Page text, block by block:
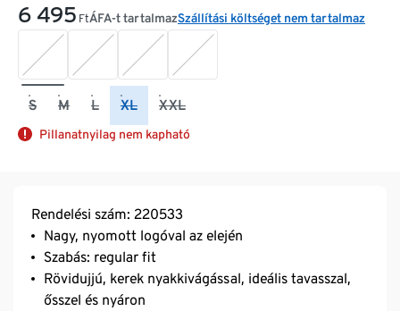
6 495 FtÁFA-t tartalmazSzállítási költséget nem tartalmaz
S M L XL XXL
Pillanatnyilag nem kapható
Rendelési szám: 220533
Nagy, nyomott logóval az elején
Szabás: regular fit
Rövidujjú, kerek nyakkivágással, ideális tavasszal,
ősszel és nyáron